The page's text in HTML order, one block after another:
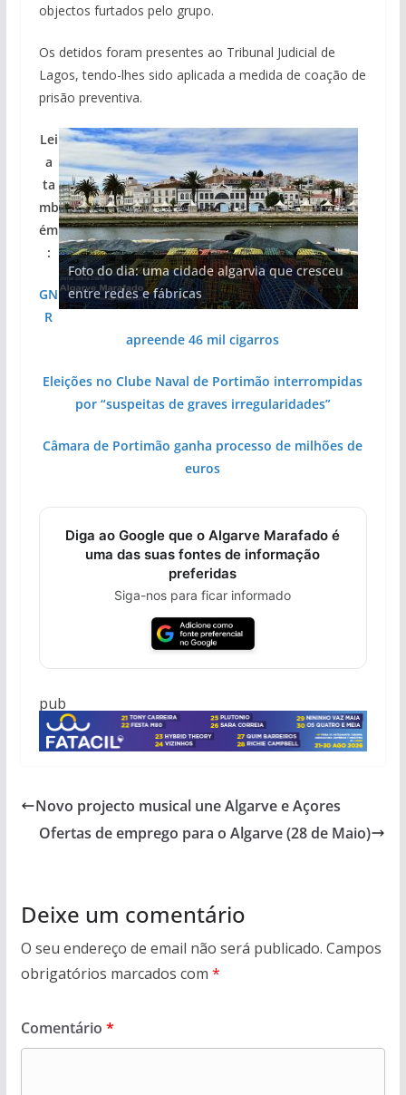
objectos furtados pelo grupo.
Os detidos foram presentes ao Tribunal Judicial de
Lagos, tendo-lhes sido aplicada a medida de coação de
prisão preventiva.
Foto do dia: uma cidade algarvia que cresceu
entre redes e fábricas
Tempestades roubam areia de praias e põem
arribas em risco no Algarve (com vídeo)
Milagre da água. Fontes emblemáticas do
Algarve voltam a ter vida (com vídeo)
Tapas do mar a 3 euros cada. Nova rota
gastronómica nasce no Algarve
Projeto milionário: investimento de 108
milhões de euros na construção de dois
hotéis (com vídeo)
Lei
a
ta
mb
ém
:
GN
R
apreende 46 mil cigarros
Eleições no Clube Naval de Portimão interrompidas
por “suspeitas de graves irregularidades”
Câmara de Portimão ganha processo de milhões de
euros
Diga ao Google que o Algarve Marafado é
uma das suas fontes de informação
preferidas
Siga-nos para ficar informado
pub
Novo projecto musical une Algarve e Açores
Ofertas de emprego para o Algarve (28 de Maio)
Deixe um comentário
O seu endereço de email não será publicado. Campos
obrigatórios marcados com *
Comentário *